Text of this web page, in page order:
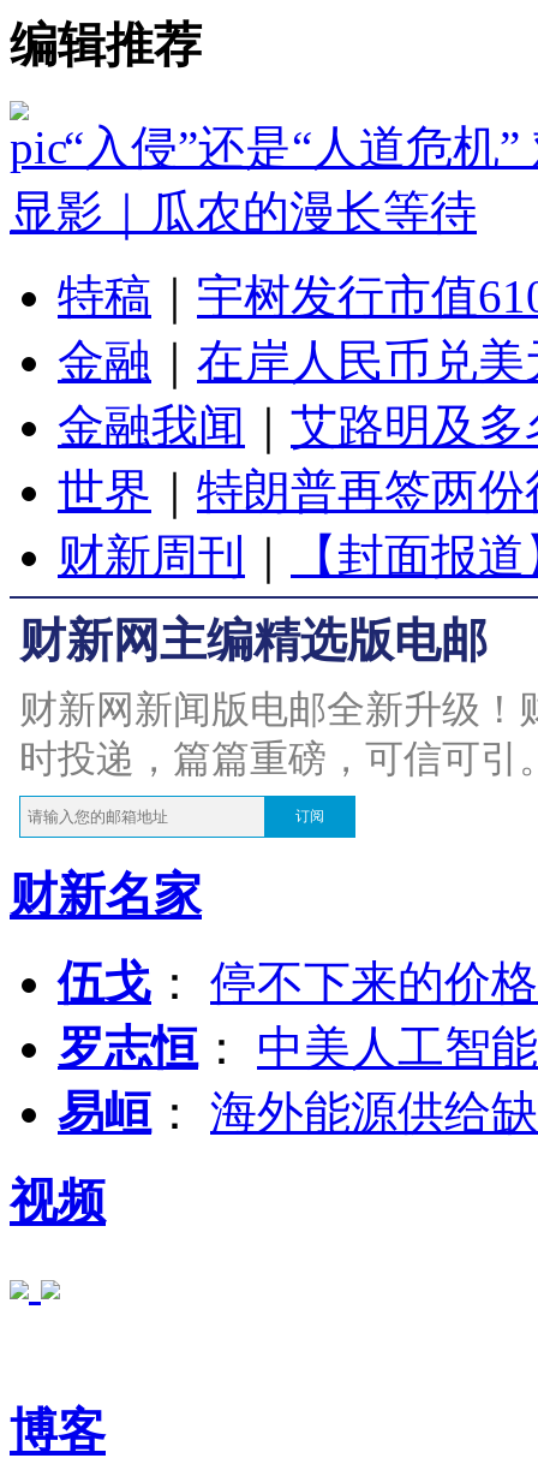
编辑推荐
“入侵”还是“人道危机
显影｜瓜农的漫长等待
特稿
宇树发行市值
金融
在岸人民币兑
金融我闻
艾路明及
世界
特朗普再签两
财新周刊
【封面报
财新网主编精选版电邮
财新网新闻版电邮全新升级
时投递，篇篇重磅，可信可引
订阅
财新名家
伍戈 ： 停不下来的价
罗志恒 ： 中美人工智
易峘 ： 海外能源供给
视频
博客